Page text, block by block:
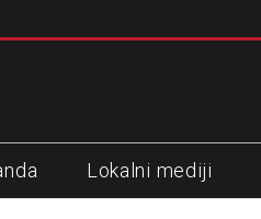
Lokalni mediji